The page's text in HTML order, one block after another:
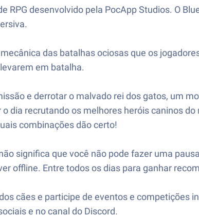
RPG desenvolvido pela PocApp Studios. O
das batalhas ociosas que os
em batalha.
e derrotar o malvado rei dos gatos, um
dia recrutando os melhores heróis caninos
combinações dão certo!
significa que você não pode fazer uma
offline. Entre todos os dias para ganhar
cães e participe de eventos e competições
e no canal do Discord.